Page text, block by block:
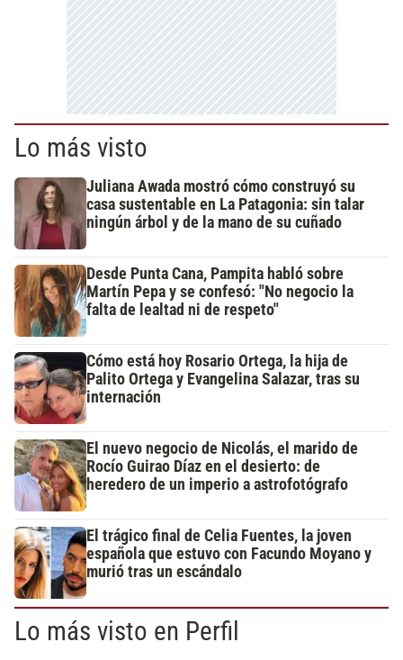
Lo más visto
Juliana Awada mostró cómo construyó su
casa sustentable en La Patagonia: sin talar
ningún árbol y de la mano de su cuñado
Desde Punta Cana, Pampita habló sobre
Martín Pepa y se confesó: "No negocio la
falta de lealtad ni de respeto"
Cómo está hoy Rosario Ortega, la hija de
Palito Ortega y Evangelina Salazar, tras su
internación
El nuevo negocio de Nicolás, el marido de
Rocío Guirao Díaz en el desierto: de
heredero de un imperio a astrofotógrafo
El trágico final de Celia Fuentes, la joven
española que estuvo con Facundo Moyano y
murió tras un escándalo
Lo más visto en Perfil